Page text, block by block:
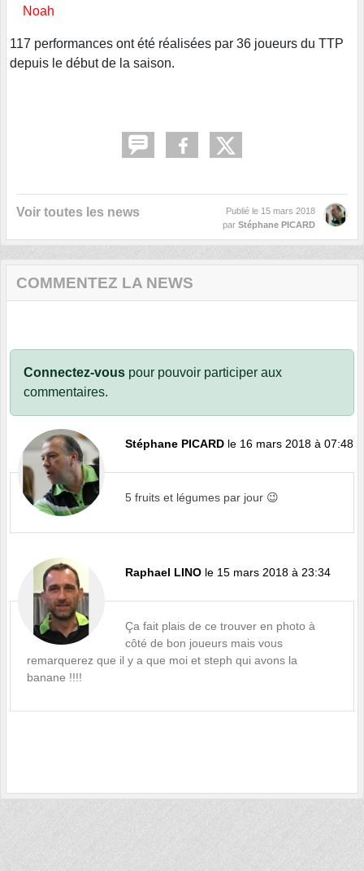
Noah
117 performances ont été réalisées par 36 joueurs du TTP
depuis le début de la saison.
Voir toutes les news Publié le 15 mars 2018
par Stéphane PICARD
COMMENTEZ LA NEWS
Connectez-vous pour pouvoir participer aux
commentaires.
Stéphane PICARD le 16 mars 2018 à 07:48
5 fruits et légumes par jour 😉
Raphael LINO le 15 mars 2018 à 23:34
Ça fait plais de ce trouver en photo à
côté de bon joueurs mais vous
remarquerez que il y a que moi et steph qui avons la
banane !!!!